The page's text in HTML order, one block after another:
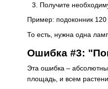
Получите
Пример: подоконник
То есть, нужна одна
Ошибка #3:
Эта ошибка –
площадь, и всем